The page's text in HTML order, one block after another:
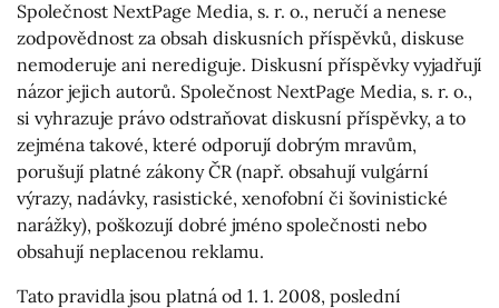
Společnost NextPage Media, s. r. o., neručí a nenese
zodpovědnost za obsah diskusních příspěvků, diskuse
nemoderuje ani nerediguje. Diskusní příspěvky vyjadřují
názor jejich autorů. Společnost NextPage Media, s. r. o.,
si vyhrazuje právo odstraňovat diskusní příspěvky, a to
zejména takové, které odporují dobrým mravům,
porušují platné zákony ČR (např. obsahují vulgární
výrazy, nadávky, rasistické, xenofobní či šovinistické
narážky), poškozují dobré jméno společnosti nebo
obsahují neplacenou reklamu.
Tato pravidla jsou platná od 1. 1. 2008, poslední